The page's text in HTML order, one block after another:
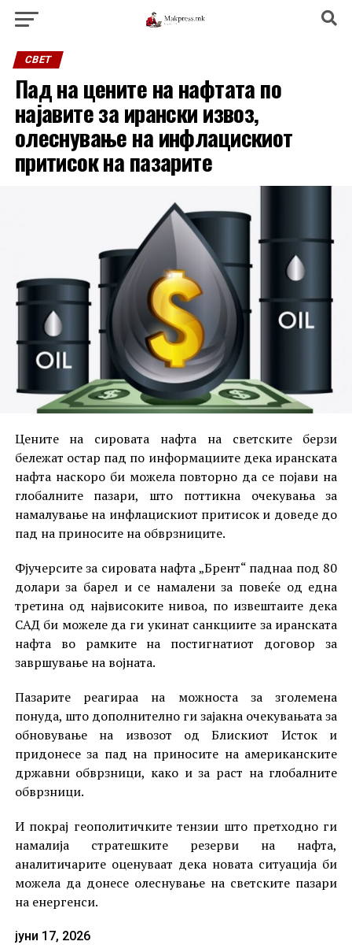
СВЕТ
Пад на цените на нафтата по
најавите за ирански извоз,
олеснување на инфлацискиот
притисок на пазарите
Цените на сировата нафта на светските берзи
бележат остар пад по информациите дека иранската
нафта наскоро би можела повторно да се појави на
глобалните пазари, што поттикна очекувања за
намалување на инфлацискиот притисок и доведе до
пад на приносите на обврзниците.
Фјучерсите за сировата нафта „Брент“ паднаа под 80
долари за барел и се намалени за повеќе од една
третина од највисоките нивоа, по извештаите дека
САД би можеле да ги укинат санкциите за иранската
нафта во рамките на постигнатиот договор за
завршување на војната.
Пазарите реагираа на можноста за зголемена
понуда, што дополнително ги зајакна очекувањата за
обновување на извозот од Блискиот Исток и
придонесе за пад на приносите на американските
државни обврзници, како и за раст на глобалните
обврзници.
И покрај геополитичките тензии што претходно ги
намалија стратешките резерви на нафта,
аналитичарите оценуваат дека новата ситуација би
можела да донесе олеснување на светските пазари
на енергенси.
јуни 17, 2026